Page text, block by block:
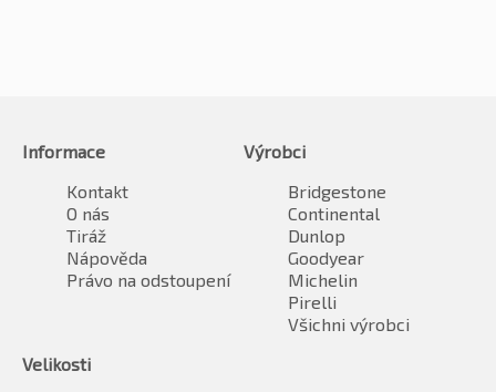
Informace
Kontakt
O nás
Tiráž
Nápověda
Právo na odstoupení
Výrobci
Bridgestone
Continental
Dunlop
Goodyear
Michelin
Pirelli
Všichni výrobci
Velikosti